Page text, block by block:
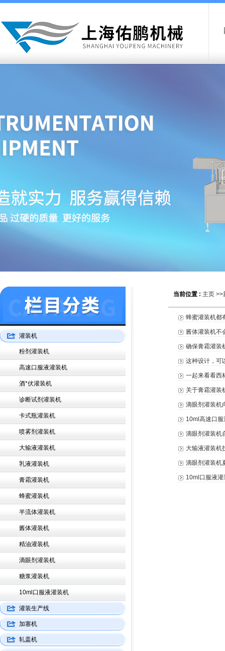
当前位置 : 主页 >>
蜂蜜灌装机都
酱体灌装机不
确保膏霜灌装
这种设计，可
一起来看看西
关于膏霜灌装
滴眼剂灌装机
10ml高速口
滴眼剂灌装机
大输液灌装机
滴眼剂灌装机
10ml口服液
灌装机
粉剂灌装机
高速口服液灌装机
酒*伏灌装机
诊断试剂灌装机
卡式瓶灌装机
喷雾剂灌装机
大输液灌装机
乳液灌装机
膏霜灌装机
蜂蜜灌装机
半流体灌装机
酱体灌装机
精油灌装机
滴眼剂灌装机
糖浆灌装机
10ml口服液灌装机
灌装生产线
加塞机
轧盖机